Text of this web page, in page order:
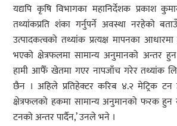
यद्यपि कृषि विभागका महानिर्देशक प्रकाश
तथ्यांकप्रति शंका गर्नुपर्ने अवस्था नरहेको
उत्पादकत्वको तथ्यांक प्रत्यक्ष मापनका
भएको क्षेत्रफलमा सामान्य अनुमानको अन्तर
हामी आफैँ खेतमा गएर नापजाँच गरेर तथ्यांक
छैन । अहिले प्रतिहेक्टर करिब ४.२ मेट्रिक
क्षेत्रफलको हकमा सामान्य अनुमानको फरक
टनको अन्तर पार्दैन,’ उनले भने ।